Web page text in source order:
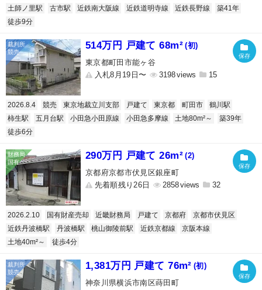
土師ノ里駅
古市駅 近鉄南大阪線 近鉄道明寺線 近鉄長野線
築41年
徒歩9分
514万円 戸建て 68m² (初)
東京都町田市能ヶ谷
入札8月19日〜
3198 15
2026.8.4 競売 東京地裁立川支部 戸建て 東京都 町田市
鶴川駅
柿生駅
五月台駅 小田急小田原線 小田急多摩線 土地80m²～
築39年
徒歩6分
290万円 戸建て 26m² (2)
京都府京都市伏見区銀座町
先着順残り26日
2858 32
2026.2.10 国有財産売却 近畿財務局 戸建て 京都府
京都市伏見区
近鉄丹波橋駅
丹波橋駅 桃山御陵前駅 近鉄京都線
京阪本線
土地40m²～
徒歩4分
1,381万円 戸建て 76m² (初)
神奈川県横浜市南区蒔田町